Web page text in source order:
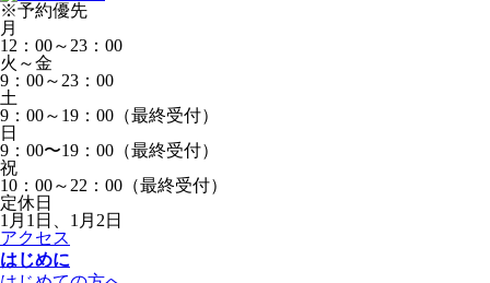
※予約優先
月
12：00～23：00
火～金
9：00～23：00
土
9：00～19：00（最終受付）
日
9：00〜19：00（最終受付）
祝
10：00～22：00（最終受付）
定休日
1月1日、1月2日
アクセス
はじめに